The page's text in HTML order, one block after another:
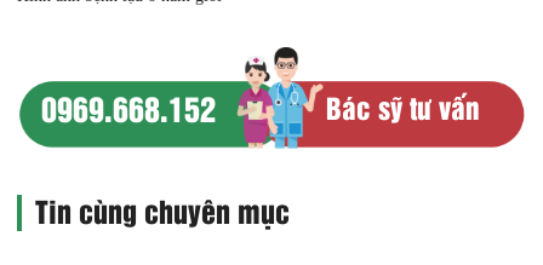
0969.668.152 Bác sỹ tư vấn
Tin cùng chuyên mục